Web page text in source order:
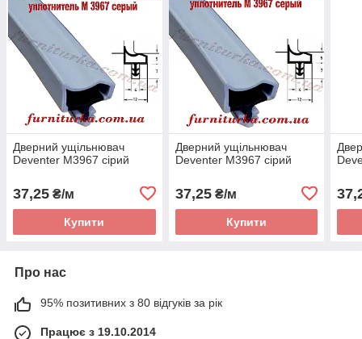
Дверний ущільнювач
Deventer M3967 сірий
37,25 ₴/м
Купити
Дверний ущільнювач
Deventer M3967 сірий
37,25₴/м
Купити
Про нас
95% позитивних з 80 відгуків за рік
Працює з 19.10.2014